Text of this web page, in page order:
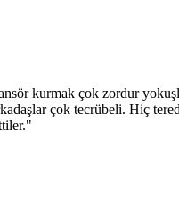
kurmak çok zordur
çok tecrübeli. Hiç
"